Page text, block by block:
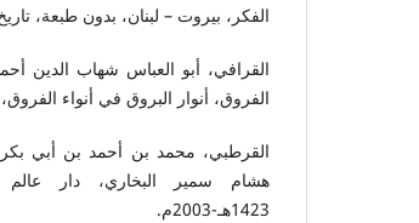
الفكر، بيروت – لبنان، بدون طبعة، تاريخ النشر:
القرافي، أبو العباس شهاب الدين
الفروق، أنوار البروق في أنواء
القرطبي، محمد بن أحمد بن أبي بكر
هشام سمير البخاري، دار عالم
1423هـ-2003م.